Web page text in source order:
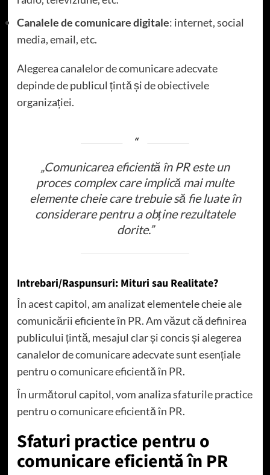
Canalele de comunicare digitale: internet, social
media, email, etc.
Alegerea canalelor de comunicare adecvate
depinde de publicul țintă și de obiectivele
organizației.
„Comunicarea eficientă în PR este un
proces complex care implică mai multe
elemente cheie care trebuie să fie luate în
considerare pentru a obține rezultatele
dorite.”
Intrebari/Raspunsuri: Mituri sau Realitate?
În acest capitol, am analizat elementele cheie ale
comunicării eficiente în PR. Am văzut că definirea
publicului țintă, mesajul clar și concis și alegerea
canalelor de comunicare adecvate sunt esențiale
pentru o comunicare eficientă în PR.
În următorul capitol, vom analiza sfaturile practice
pentru o comunicare eficientă în PR.
Sfaturi practice pentru o
comunicare eficientă în PR